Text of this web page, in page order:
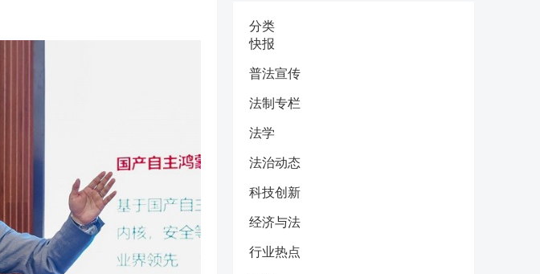
分类
快报
普法宣传
法制专栏
法学
法治动态
科技创新
经济与法
行业热点